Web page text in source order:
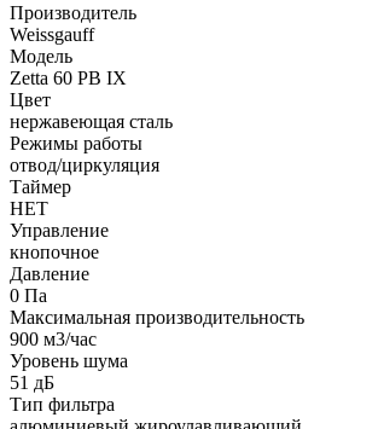
Производитель
Weissgauff
Модель
Zetta 60 PB IX
Цвет
нержавеющая сталь
Режимы работы
отвод/циркуляция
Таймер
НЕТ
Управление
кнопочное
Давление
0 Па
Максимальная производительность
900 м3/час
Уровень шума
51 дБ
Тип фильтра